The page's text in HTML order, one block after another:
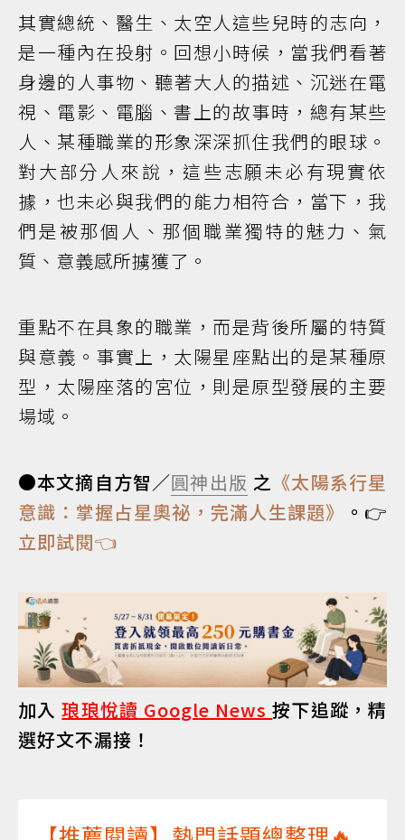
其實總統、醫生、太空人這些兒時的志向，
是一種內在投射。回想小時候，當我們看著
身邊的人事物、聽著大人的描述、沉迷在電
視、電影、電腦、書上的故事時，總有某些
人、某種職業的形象深深抓住我們的眼球。
對大部分人來說，這些志願未必有現實依
據，也未必與我們的能力相符合，當下，我
們是被那個人、那個職業獨特的魅力、氣
質、意義感所擄獲了。
重點不在具象的職業，而是背後所屬的特質
與意義。事實上，太陽星座點出的是某種原
型，太陽座落的宮位，則是原型發展的主要
場域。
●本文摘自方智／圓神出版 之 《太陽系行星
意識：掌握占星奧祕，完滿人生課題》
。👉
立即試閱👈
加入琅琅悅讀 Google News按下追蹤，精
選好文不漏接！